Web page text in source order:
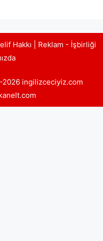
Hakkı
Reklam - İşbirliği
ingilizceciyiz.com